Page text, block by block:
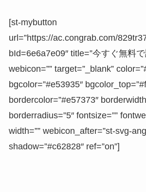
[st-mybutton
url=”https://ac.congrab.com/
bId=6e6a7e09″ title=”今すぐ無料で
webicon=”” target=”_blank”
bgcolor=”#e53935″
bordercolor=”#e57373″
borderradius=”5″ fontsize=””
width=”” webicon_after=”st-svg-
shadow=”#c62828″ ref=”on”]